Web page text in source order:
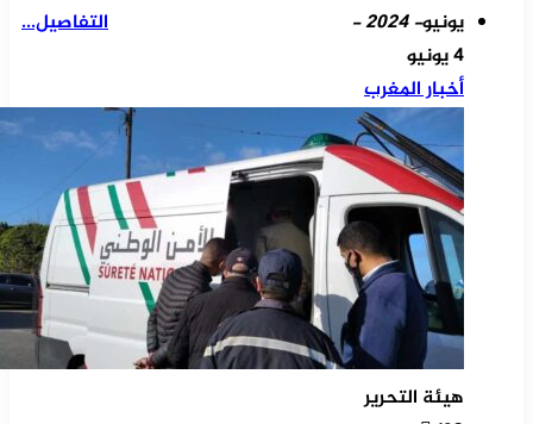
التفاصيل...
يونيو- 2024 -
4 يونيو
أخبار المغرب
هيئة التحرير